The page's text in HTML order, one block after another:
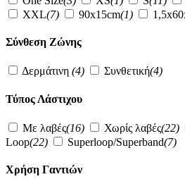
XXL(7) 90x15cm(1)
Σύνθεση Ζώνης
Δερμάτινη (4) Συνθετική(4)
Τύπος Λάστιχου
Με λαβές(16) Χωρίς λαβές(22)
Loop(22) Superloop/Superband(7)
Χρήση Γαντιών